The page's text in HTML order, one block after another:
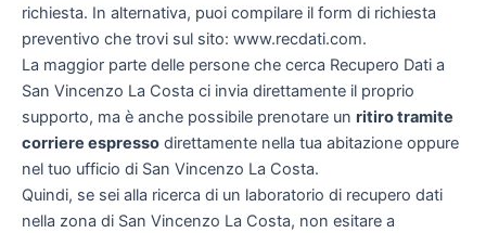
richiesta. In alternativa, puoi compilare il form di richiesta
preventivo che trovi sul sito: www.recdati.com.
La maggior parte delle persone che cerca Recupero Dati a
San Vincenzo La Costa ci invia direttamente il proprio
supporto, ma è anche possibile prenotare un ritiro tramite
corriere espresso direttamente nella tua abitazione oppure
nel tuo ufficio di San Vincenzo La Costa.
Quindi, se sei alla ricerca di un laboratorio di recupero dati
nella zona di San Vincenzo La Costa, non esitare a